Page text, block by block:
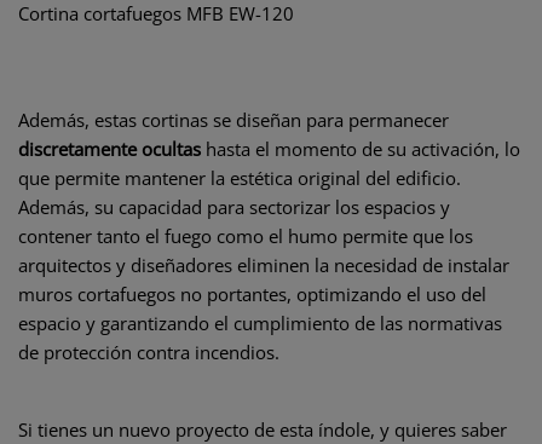
Cortina cortafuegos MFB EW-120
Además, estas cortinas se diseñan para permanecer
discretamente ocultas hasta el momento de su activación, lo
que permite mantener la estética original del edificio.
Además, su capacidad para sectorizar los espacios y
contener tanto el fuego como el humo permite que los
arquitectos y diseñadores eliminen la necesidad de instalar
muros cortafuegos no portantes, optimizando el uso del
espacio y garantizando el cumplimiento de las normativas
de protección contra incendios.
Si tienes un nuevo proyecto de esta índole, y quieres saber